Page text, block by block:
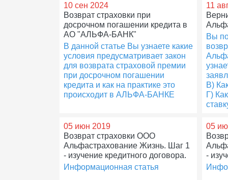
10 сен 2024
Возврат страховки при
досрочном погашении кредита в
АО "АЛЬФА-БАНК"
В данной статье Вы узнаете какие
условия предусматривает закон
для возврата страховой премии
при досрочном погашении
кредита и как на практике это
происходит в АЛЬФА-БАНКЕ
11
Вы
В)
Г)
05 июн 2019
Возврат страховки ООО
Альфастрахование Жизнь. Шаг 1
- изучение кредитного договора.
Информационная статья
05
-